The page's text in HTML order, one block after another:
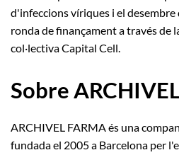
d'infeccions víriques i el desembre
ronda de finançament a través de
col·lectiva Capital Cell.
Sobre
ARCHIVEL FARMA és una
fundada el 2005 a Barcelona per